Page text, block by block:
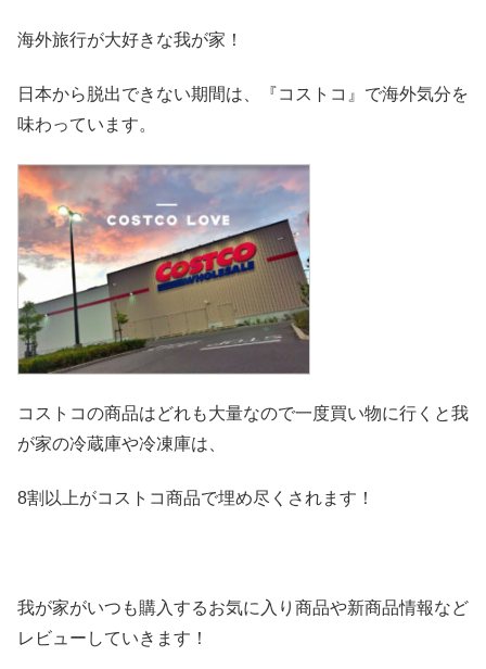
海外旅行が大好きな我が家！
日本から脱出できない期間は、『コストコ』 で海外気分を
味わっています。
コストコの商品はどれも大量なので一度買い物に行くと我
が家の冷蔵庫や冷凍庫は、
8割以上がコストコ商品で埋め尽くされます！
我が家がいつも購入するお気に入り商品や新商品情報など
レビ ューしていきます！